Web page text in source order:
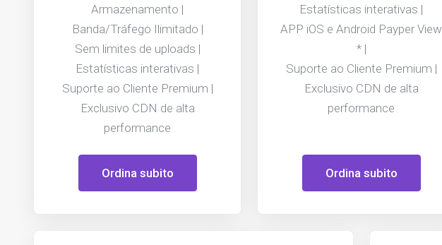
Armazenamento |
Banda/Tráfego Ilimitado |
Sem limites de uploads |
Estatísticas interativas |
Suporte ao Cliente Premium |
Exclusivo CDN de alta
performance
Ordina subito
Estatísticas interativas |
APP iOS e Android Payper View
* |
Suporte ao Cliente Premium |
Exclusivo CDN de alta
performance
Ordina subito